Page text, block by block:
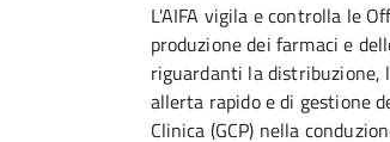
L'AIFA vigila e controlla le
produzione dei farmaci e
riguardanti la distribuzione,
allerta rapido e di gestione
Clinica (GCP) nella